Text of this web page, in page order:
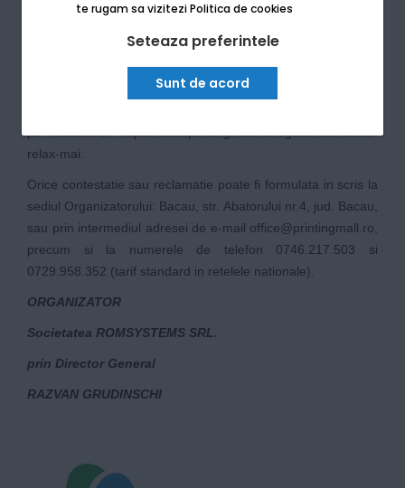
te rugam sa viziteziPolitica de cookies
Seteaza preferintele
Sunt de acord
de retur, conditiile de acceptare si documentele necesare
6. DISPOZITII FINALE
relax-mai
Orice contestatie sau reclamatie poate fi formulata in scris la
sediul Organizatorului: Bacau, str. Abatorului nr.4, jud. Bacau,
sau prin intermediul adresei de e-mail office@printingmall.ro
precum si la numerele de telefon 0746.217.503 si
0729.958.352 (tarif standard in retelele nationale).
ORGANIZATOR
Societatea ROMSYSTEMS SRL.
prin Director General
RAZVAN GRUDINSCHI